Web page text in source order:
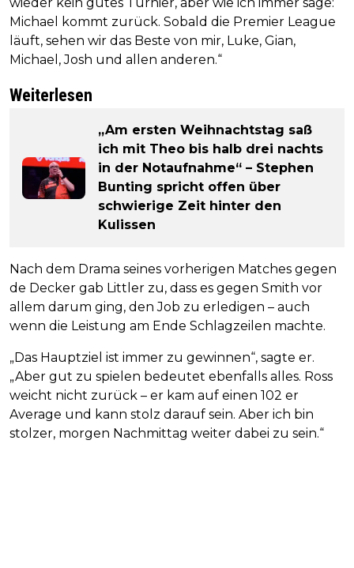
Michael kommt zurück. Sobald die Premier League
läuft, sehen wir das Beste von mir, Luke, Gian,
Michael, Josh und allen anderen.“
Weiterlesen
„Am ersten Weihnachtstag saß
ich mit Theo bis halb drei nachts
in der Notaufnahme“ – Stephen
Bunting spricht offen über
schwierige Zeit hinter den
Kulissen
Nach dem Drama seines vorherigen Matches gegen
de Decker gab Littler zu, dass es gegen Smith vor
allem darum ging, den Job zu erledigen – auch
wenn die Leistung am Ende Schlagzeilen machte.
„Das Hauptziel ist immer zu gewinnen“, sagte er.
„Aber gut zu spielen bedeutet ebenfalls alles. Ross
weicht nicht zurück – er kam auf einen 102 er
Average und kann stolz darauf sein. Aber ich bin
stolzer, morgen Nachmittag weiter dabei zu sein.“